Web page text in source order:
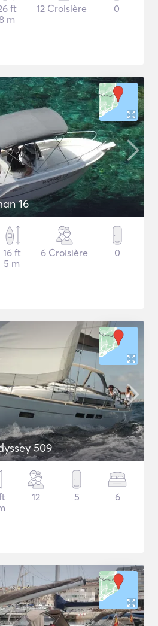
ft
8 m
12 Croisière 0
16
16 ft
5 m
6 Croisière 0
509
12 5 6